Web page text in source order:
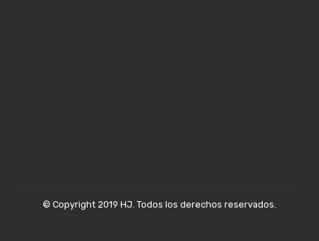
© Copyright 2019 HJ. Todos los derechos reservados.